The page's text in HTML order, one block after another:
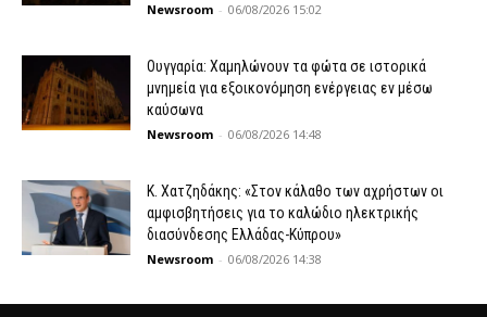
Newsroom - 06/08/2026 15:02
Ουγγαρία: Χαμηλώνουν τα φώτα σε ιστορικά
μνημεία για εξοικονόμηση ενέργειας εν μέσω
καύσωνα
Newsroom - 06/08/2026 14:48
Κ. Χατζηδάκης: «Στον κάλαθο των αχρήστων οι
αμφισβητήσεις για το καλώδιο ηλεκτρικής
διασύνδεσης Ελλάδας-Κύπρου»
Newsroom - 06/08/2026 14:38